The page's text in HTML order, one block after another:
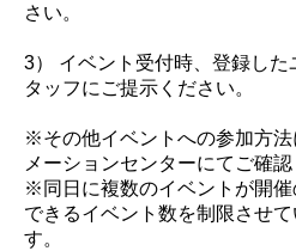
さい。
3） イベント受付時、登録した
タッフにご提示ください。
※その他イベントへの参加方
メーションセンターにてご確認
※同日に複数のイベントが開
できるイベント数を制限させ
す。